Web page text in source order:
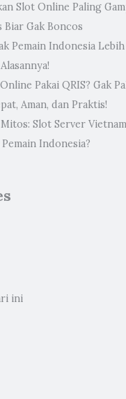
Slot Online Paling
Gak Boncos
Pemain Indonesia
Pakai QRIS? Gak
Aman, dan Praktis!
Slot Server
Indonesia?
ini